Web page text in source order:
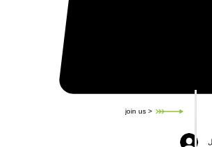
join us >